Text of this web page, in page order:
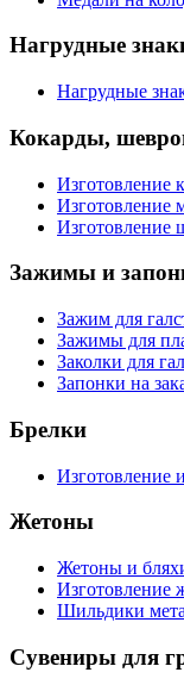
Нагрудные
Нагрудные
Кокарды,
Изготовление
Изготовление
Изготовление
Зажимы и
Зажим для
Зажимы для
Заколки для
Запонки на
Брелки
Изготовление
Жетоны
Жетоны и
Изготовление
Шильдики
Сувениры для